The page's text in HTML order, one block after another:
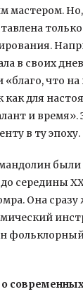
мастером.
только
в своих
«благо, что
как для
и время».
в ту эпоху.
были
середины
Она сразу